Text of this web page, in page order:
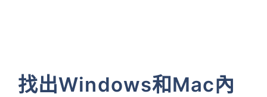
找出Windows和Mac內